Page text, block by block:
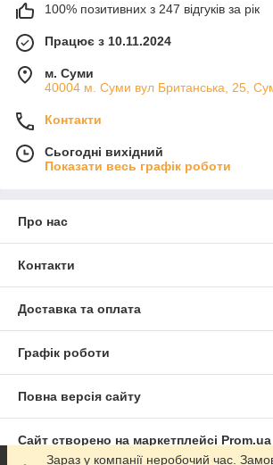
100% позитивних з 247 відгуків за рік
Працює з 10.11.2024
м. Суми
40004 м. Суми вул Британська, 25,
Контакти
Сьогодні вихідний
Показати весь графік роботи
Про нас
Контакти
Доставка та оплата
Графік роботи
Повна версія сайту
Сайт створено на маркетплейсі Prom.ua
Зараз у компанії неробочий час.